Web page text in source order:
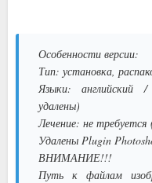
Особенности версии:
Тип: установка,
Языки: английский
удалены)
Лечение: не требуется
Удалены Plugin
ВНИМАНИЕ!!!
Путь к файлам